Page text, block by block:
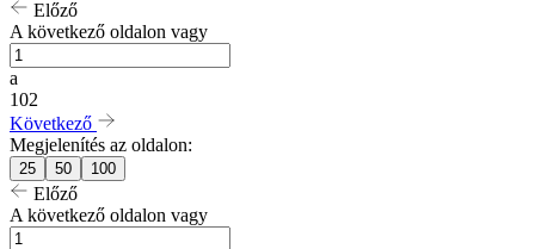
Előző
A következő oldalon vagy
a
102
Következő
Megjelenítés az oldalon:
25 50 100
Előző
A következő oldalon vagy